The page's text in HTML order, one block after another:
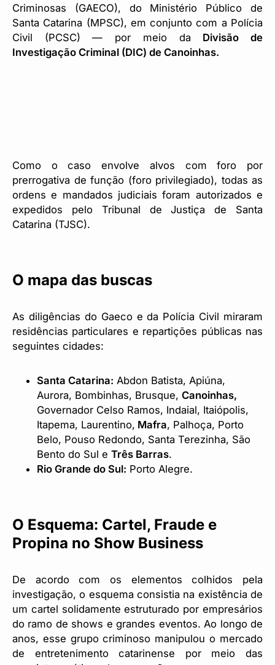
Criminosas (GAECO), do Ministério Público de
Santa Catarina (MPSC), em conjunto com a Polícia
Civil (PCSC) — por meio da Divisão de
Investigação Criminal (DIC) de Canoinhas.
Como o caso envolve alvos com foro por
prerrogativa de função (foro privilegiado), todas as
ordens e mandados judiciais foram autorizados e
expedidos pelo Tribunal de Justiça de Santa
Catarina (TJSC).
O mapa das buscas
As diligências do Gaeco e da Polícia Civil miraram
residências particulares e repartições públicas nas
seguintes cidades:
Santa Catarina: Abdon Batista, Apiúna,
Aurora, Bombinhas, Brusque, Canoinhas,
Governador Celso Ramos, Indaial, Itaiópolis,
Itapema, Laurentino, Mafra, Palhoça, Porto
Belo, Pouso Redondo, Santa Terezinha, São
Bento do Sul e Três Barras.
Rio Grande do Sul: Porto Alegre.
O Esquema: Cartel, Fraude e
Propina no Show Business
De acordo com os elementos colhidos pela
investigação, o esquema consistia na existência de
um cartel solidamente estruturado por empresários
do ramo de shows e grandes eventos. Ao longo de
anos, esse grupo criminoso manipulou o mercado
de entretenimento catarinense por meio das